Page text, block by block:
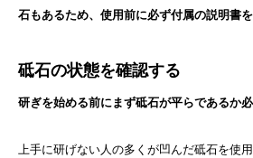
石もあるため、使用前に必ず付属の説明書を
砥石の状態を確認する
研ぎを始める前にまず砥石が平らであるか必
上手に研げない人の多くが凹んだ砥石を使